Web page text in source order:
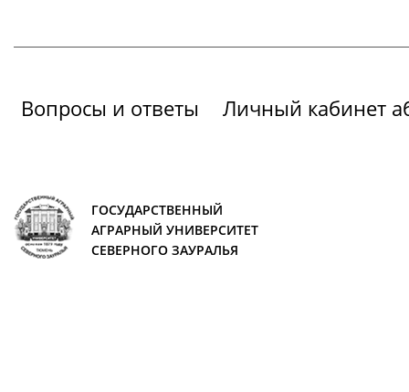
Вопросы и ответы Личный кабинет
ГОСУДАРСТВЕННЫЙ
АГРАРНЫЙ УНИВЕРСИТЕТ
СЕВЕРНОГО ЗАУРАЛЬЯ